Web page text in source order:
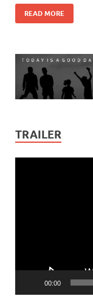
READ MORE
TRAILER
00:00